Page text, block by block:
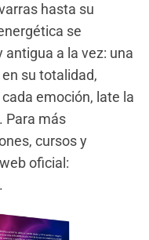
hasta su
se
a la vez: una
su totalidad,
emoción, late la
Para más
cursos y
oficial:
.